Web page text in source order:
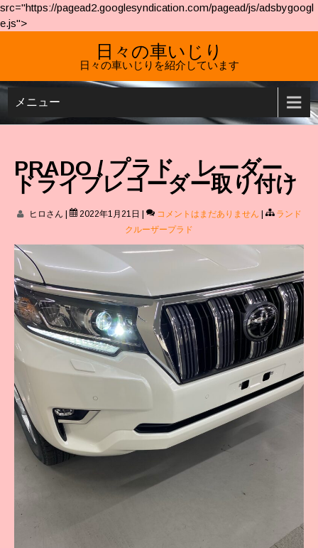
src="https://pagead2.googlesyndication.com/pagead/js/adsbygoogl
e.js">
日々の車いじり
日々の車いじりを紹介しています
メニュー
PRADO / プラド レーダー、
ドライブレコーダー取り付け
ヒロさん 2022年1月21日 コメントはまだありません
ランド
クルーザープラド